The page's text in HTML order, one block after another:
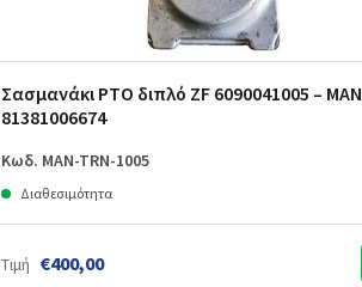
Σασμανάκι PTO διπλό ZF 6090041005 – MAN
81381006674
Κωδ. MAN-TRN-1005
Διαθεσιμότητα
Τιμή €400,00